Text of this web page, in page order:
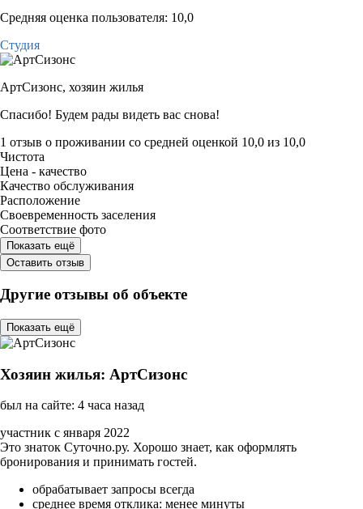
Средняя оценка пользователя: 10,0
Студия
АртСизонс, хозяин жилья
Спасибо! Будем рады видеть вас снова!
1 отзыв о проживании со средней оценкой 10,0 из 10,0
Чистота
Цена - качество
Качество обслуживания
Расположение
Своевременность заселения
Соответствие фото
Показать ещё
Оставить отзыв
Другие отзывы об объекте
Показать ещё
Хозяин жилья: АртСизонс
был на сайте: 4 часа назад
участник с января 2022
Это знаток Суточно.ру. Хорошо знает, как оформлять
бронирования и принимать гостей.
обрабатывает запросы всегда
среднее время отклика: менее минуты